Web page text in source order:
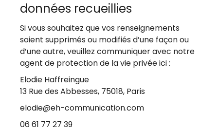
données recueillies
Si vous souhaitez que vos renseignements
soient supprimés ou modifiés d’une façon ou
d’une autre, veuillez communiquer avec notre
agent de protection de la vie privée ici :
Elodie Haffreingue
13 Rue des Abbesses, 75018, Paris
elodie@eh-communication.com
06 61 77 27 39